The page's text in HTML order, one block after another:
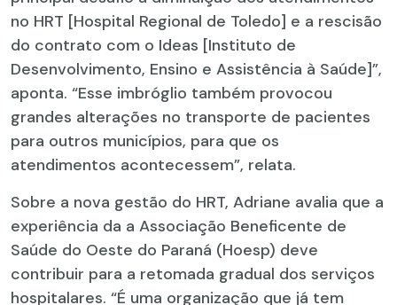
no HRT [Hospital Regional de Toledo] e a rescisão
do contrato com o Ideas [Instituto de
Desenvolvimento, Ensino e Assistência à Saúde]”,
aponta. “Esse imbróglio também provocou
grandes alterações no transporte de pacientes
para outros municípios, para que os
atendimentos acontecessem”, relata.
Sobre a nova gestão do HRT, Adriane avalia que a
experiência da a Associação Beneficente de
Saúde do Oeste do Paraná (Hoesp) deve
contribuir para a retomada gradual dos serviços
hospitalares. “É uma organização que já tem